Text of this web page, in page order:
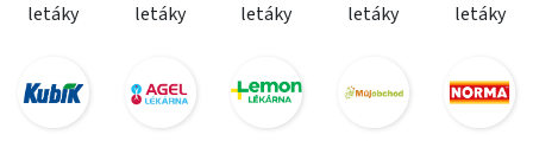
letáky
letáky
letáky
letáky
letáky